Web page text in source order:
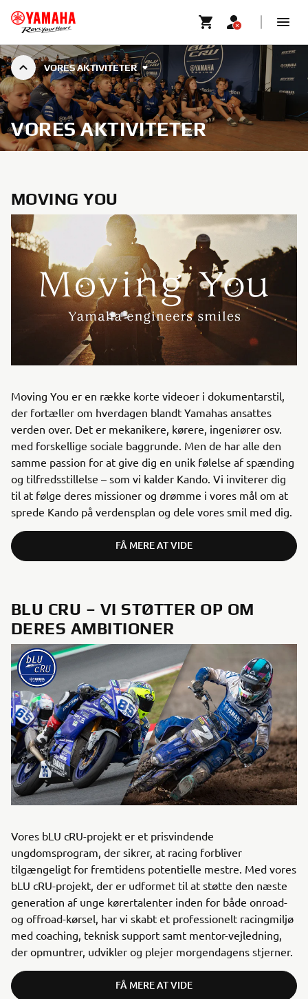
VORES AKTIVITETER
VORES AKTIVITETER
MOVING YOU
Moving You er en række korte videoer i dokumentarstil,
der fortæller om hverdagen blandt Yamahas ansattes
verden over. Det er mekanikere, kørere, ingeniører osv.
med forskellige sociale baggrunde. Men de har alle den
samme passion for at give dig en unik følelse af spænding
og tilfredsstillelse – som vi kalder Kando. Vi inviterer dig
til at følge deres missioner og drømme i vores mål om at
sprede Kando på verdensplan og dele vores smil med dig.
FÅ MERE AT VIDE
BLU CRU – VI STØTTER OP OM
DERES AMBITIONER
Vores bLU cRU-projekt er et prisvindende
ungdomsprogram, der sikrer, at racing forbliver
tilgængeligt for fremtidens potentielle mestre. Med vores
bLU cRU-projekt, der er udformet til at støtte den næste
generation af unge kørertalenter inden for både onroad-
og offroad-kørsel, har vi skabt et professionelt racingmiljø
med coaching, teknisk support samt mentor-vejledning,
der opmuntrer, udvikler og plejer morgendagens stjerner.
FÅ MERE AT VIDE